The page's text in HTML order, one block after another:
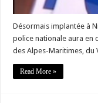
Désormais implantée à
police nationale aura en
des Alpes-Maritimes, du
Read More »